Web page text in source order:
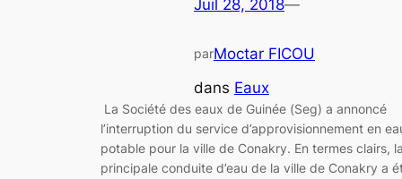
Juil 28, 2018—
parMoctar FICOU
dans Eaux
La Société des eaux de Guinée (Seg) a annoncé
l’interruption du service d’approvisionnement en
potable pour la ville de Conakry. En termes clairs, la
principale conduite d’eau de la ville de Conakry a